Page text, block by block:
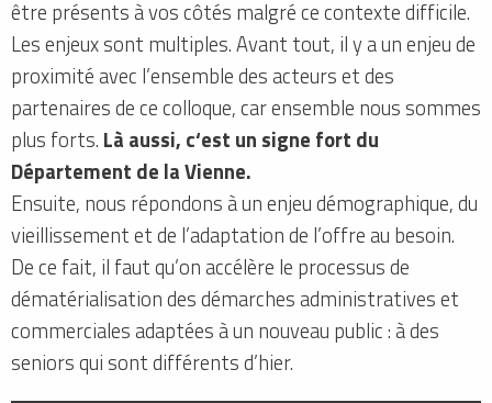
être présents à vos côtés malgré ce contexte difficile.
Les enjeux sont multiples. Avant tout, il y a un enjeu de
proximité avec l’ensemble des acteurs et des
partenaires de ce colloque, car ensemble nous sommes
plus forts. Là aussi, c‘est un signe fort du
Département de la Vienne.
Ensuite, nous répondons à un enjeu démographique, du
vieillissement et de l’adaptation de l’offre au besoin.
De ce fait, il faut qu’on accélère le processus de
dématérialisation des démarches administratives et
commerciales adaptées à un nouveau public : à des
seniors qui sont différents d’hier.